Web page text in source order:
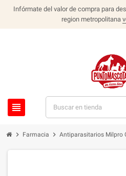
Infórmate del valor de compra para
region metropolitana
view_headline
chevron_right Farmacia chevron_right Antiparasitarios Milpro